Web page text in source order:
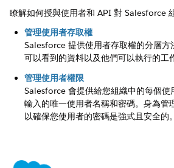
瞭解如何授與使用者和 API 對 Salesforce
管理使用者存取權
Salesforce 提供使用者存取權的分層方
可以看到的資料以及他們可以執行的工
管理使用者權限
Salesforce 會提供給您組織中的每個使
輸入的唯一使用者名稱和密碼。身為管
以確保您使用者的密碼是強式且安全的。
「平台整合使用者」的用途。